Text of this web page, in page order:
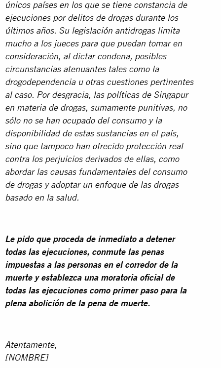
únicos países en los que se tiene constancia de
ejecuciones por delitos de drogas durante los
últimos años. Su legislación antidrogas limita
mucho a los jueces para que puedan tomar en
consideración, al dictar condena, posibles
circunstancias atenuantes tales como la
drogodependencia u otras cuestiones pertinentes
al caso. Por desgracia, las políticas de Singapur
en materia de drogas, sumamente punitivas, no
sólo no se han ocupado del consumo y la
disponibilidad de estas sustancias en el país,
sino que tampoco han ofrecido protección real
contra los perjuicios derivados de ellas, como
abordar las causas fundamentales del consumo
de drogas y adoptar un enfoque de las drogas
basado en la salud.
Le pido que proceda de inmediato a detener
todas las ejecuciones, conmute las penas
impuestas a las personas en el corredor de la
muerte y establezca una moratoria oficial de
todas las ejecuciones como primer paso para la
plena abolición de la pena de muerte.
Atentamente,
[NOMBRE]